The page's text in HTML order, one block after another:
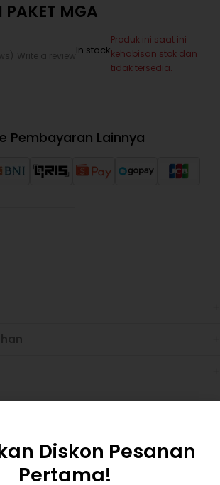
PAKET MGA
Write a review In stock
Produk ini saat ini
kehabisan stok dan
tidak tersedia.
Pembayaran Lainnya
Diskon Pesanan
Pertama!